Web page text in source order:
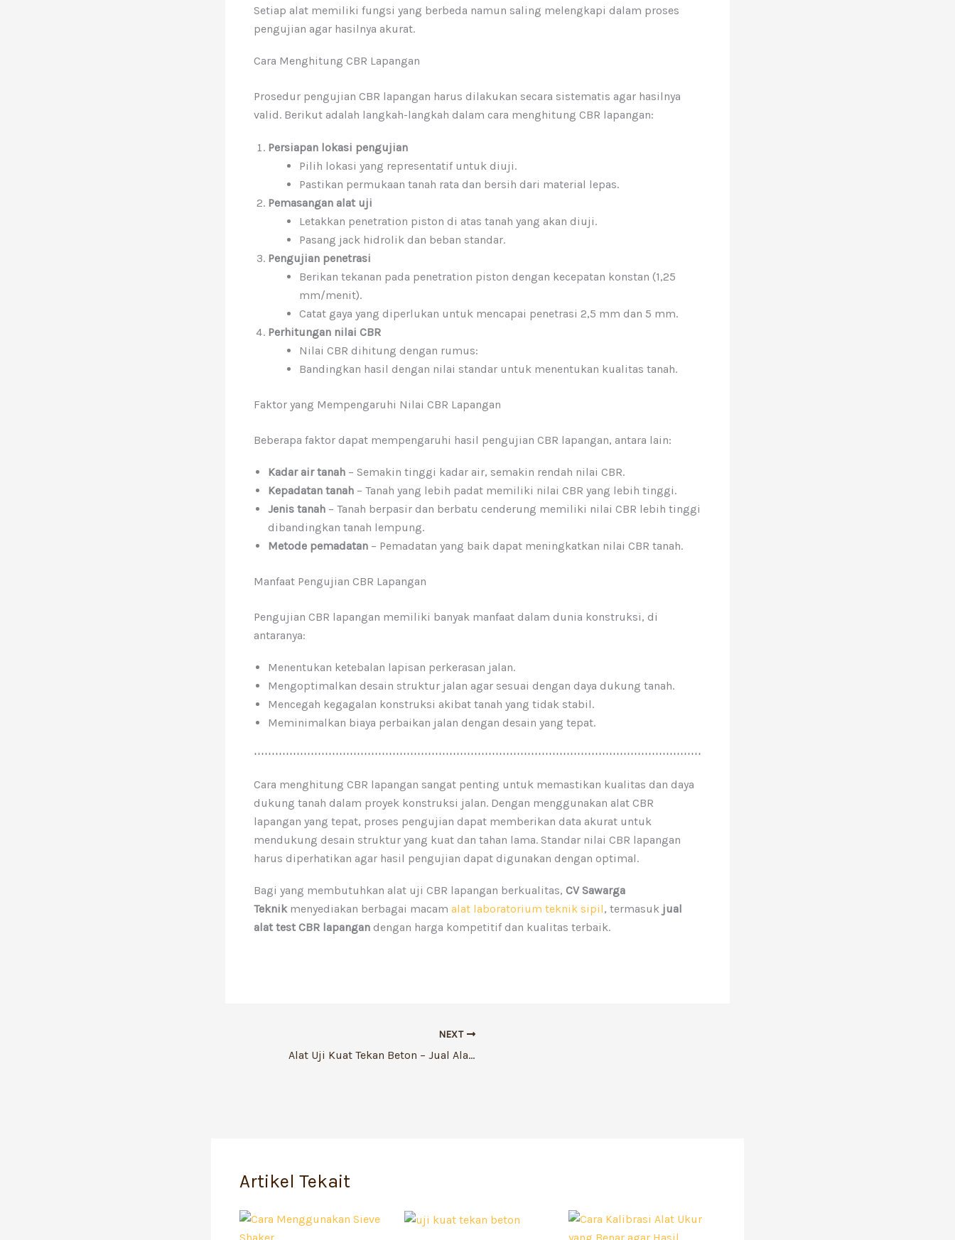
Setiap alat memiliki fungsi yang berbeda namun saling melengkapi dalam proses
pengujian agar hasilnya akurat.
Cara Menghitung CBR Lapangan
Prosedur pengujian CBR lapangan harus dilakukan secara sistematis agar hasilnya
valid. Berikut adalah langkah-langkah dalam cara menghitung CBR lapangan:
Persiapan lokasi pengujian
Pilih lokasi yang representatif untuk diuji.
Pastikan permukaan tanah rata dan bersih dari material lepas.
Pemasangan alat uji
Letakkan penetration piston di atas tanah yang akan diuji.
Pasang jack hidrolik dan beban standar.
Pengujian penetrasi
Berikan tekanan pada penetration piston dengan kecepatan konstan (1,25
mm/menit).
Catat gaya yang diperlukan untuk mencapai penetrasi 2,5 mm dan 5 mm.
Perhitungan nilai CBR
Nilai CBR dihitung dengan rumus:
Bandingkan hasil dengan nilai standar untuk menentukan kualitas tanah.
Faktor yang Mempengaruhi Nilai CBR Lapangan
Beberapa faktor dapat mempengaruhi hasil pengujian CBR lapangan, antara lain:
Kadar air tanah – Semakin tinggi kadar air, semakin rendah nilai CBR.
Kepadatan tanah – Tanah yang lebih padat memiliki nilai CBR yang lebih tinggi.
Jenis tanah – Tanah berpasir dan berbatu cenderung memiliki nilai CBR lebih tinggi
dibandingkan tanah lempung.
Metode pemadatan – Pemadatan yang baik dapat meningkatkan nilai CBR tanah.
Manfaat Pengujian CBR Lapangan
Pengujian CBR lapangan memiliki banyak manfaat dalam dunia konstruksi, di
antaranya:
Menentukan ketebalan lapisan perkerasan jalan.
Mengoptimalkan desain struktur jalan agar sesuai dengan daya dukung tanah.
Mencegah kegagalan konstruksi akibat tanah yang tidak stabil.
Meminimalkan biaya perbaikan jalan dengan desain yang tepat.
Cara menghitung CBR lapangan sangat penting untuk memastikan kualitas dan daya
dukung tanah dalam proyek konstruksi jalan. Dengan menggunakan alat CBR
lapangan yang tepat, proses pengujian dapat memberikan data akurat untuk
mendukung desain struktur yang kuat dan tahan lama. Standar nilai CBR lapangan
harus diperhatikan agar hasil pengujian dapat digunakan dengan optimal.
Bagi yang membutuhkan alat uji CBR lapangan berkualitas, CV Sawarga
Teknikmenyediakan berbagai macam alat laboratorium teknik sipil, termasuk jual
alat test CBR lapangan dengan harga kompetitif dan kualitas terbaik.
NEXT
Alat Uji Kuat Tekan Beton – Jual Alat Uji Tekan Beton Terbaik
Artikel Tekait